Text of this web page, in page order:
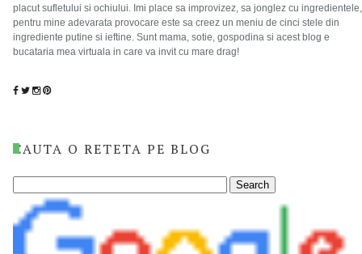
placut sufletului si ochiului. Imi place sa improvizez, sa jonglez cu ingredientele,
pentru mine adevarata provocare este sa creez un meniu de cinci stele din
ingrediente putine si ieftine. Sunt mama, sotie, gospodina si acest blog e
bucataria mea virtuala in care va invit cu mare drag!
CAUTA O RETETA PE BLOG